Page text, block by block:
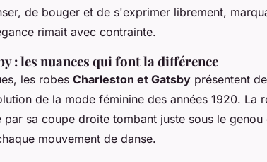
de bouger et de s'exprimer librement,
rimait avec contrainte.
: les nuances qui font la différence
les robes Charleston et Gatsby présentent
de la mode féminine des années 1920. La
par sa coupe droite tombant juste sous le genou
mouvement de danse.